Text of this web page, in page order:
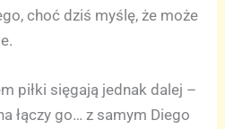
choć dziś myślę, że może
piłki sięgają jednak dalej –
łączy go… z samym Diego